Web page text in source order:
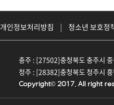
개인정보처리방침 |
청소년 보호정
충주 : [27502]충청북도 충주시
청주 : [28382]충청북도 청주시
Copyright© 2017. All right